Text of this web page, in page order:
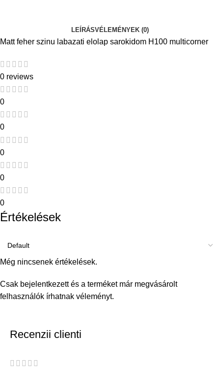
LEÍRÁSVÉLEMÉNYEK (0)
Matt feher szinu labazati elolap sarokidom H100 multicorner
0 reviews
0
0
0
0
0
Értékelések
Még nincsenek értékelések.
Csak bejelentkezett és a terméket már megvásárolt
felhasználók írhatnak véleményt.
Recenzii clienti